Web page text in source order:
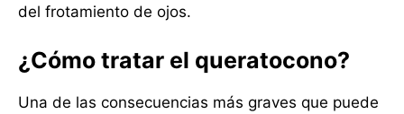
del frotamiento de ojos.
¿Cómo tratar el queratocono?
Una de las consecuencias más graves que puede